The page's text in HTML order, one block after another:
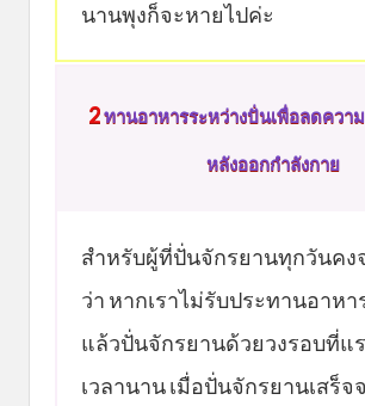
นานพุงก็จะหายไปค่ะ
2ทานอาหารระหว่างปั่นเพื่อลดควา
หลังออกกำลังกาย
สำหรับผู้ที่ปั่นจักรยานทุกวันคง
ว่า หากเราไม่รับประทานอาหา
แล้วปั่นจักรยานด้วยวงรอบที่แ
เวลานาน เมื่อปั่นจักรยานเสร็จ